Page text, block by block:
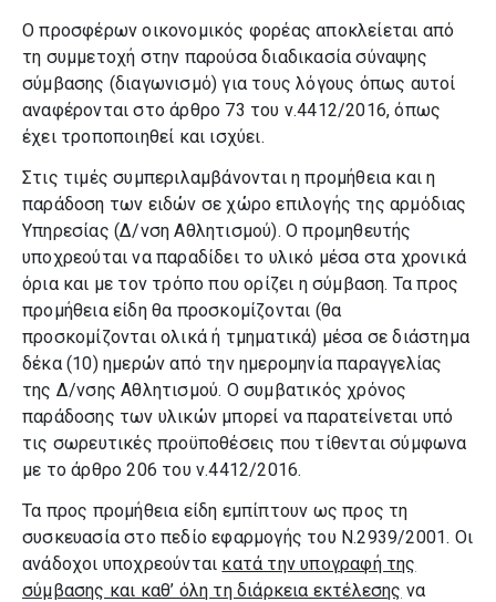
Ο προσφέρων οικονομικός φορέας αποκλείεται από
τη συμμετοχή στην παρούσα διαδικασία σύναψης
σύμβασης (διαγωνισμό) για τους λόγους όπως αυτοί
αναφέρονται στο άρθρο 73 του ν.4412/2016, όπως
έχει τροποποιηθεί και ισχύει.
Στις τιμές συμπεριλαμβάνονται η προμήθεια και η
παράδοση των ειδών σε χώρο επιλογής της αρμόδιας
Υπηρεσίας (Δ/νση Αθλητισμού). O προμηθευτής
υποχρεούται να παραδίδει το υλικό μέσα στα χρονικά
όρια και με τον τρόπο που ορίζει η σύμβαση. Τα προς
προμήθεια είδη θα προσκομίζονται (θα
προσκομίζονται ολικά ή τμηματικά) μέσα σε διάστημα
δέκα (10) ημερών από την ημερομηνία παραγγελίας
της Δ/νσης Αθλητισμού. Ο συμβατικός χρόνος
παράδοσης των υλικών μπορεί να παρατείνεται υπό
τις σωρευτικές προϋποθέσεις που τίθενται σύμφωνα
με το άρθρο 206 του ν.4412/2016.
Τα προς προμήθεια είδη εμπίπτουν ως προς τη
συσκευασία στο πεδίο εφαρμογής του Ν.2939/2001. Οι
ανάδοχοι υποχρεούνται κατά την υπογραφή της
σύμβασης και καθ’ όλη τη διάρκεια εκτέλεσης να